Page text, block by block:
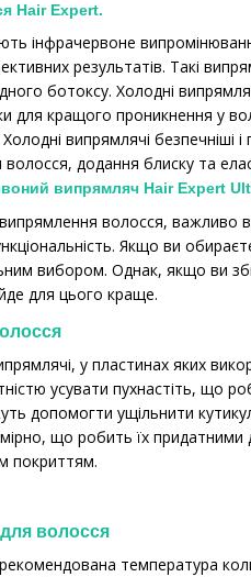
Hair Expert.
інфрачервоне
результатів. Такі
ботоксу. Холодні
для кращого проникнення у
випрямлячі
додання блиску та
випрямляч Hair Expert
волосся, важливо
Якщо ви
вибором. Однак, якщо ви
для цього краще.
у пластинах яких
усувати пухнастіть, що
допомогти ущільнити
що робить їх
покриттям.
волосся
температура